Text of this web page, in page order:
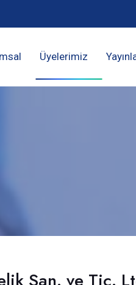
Üyelerimiz